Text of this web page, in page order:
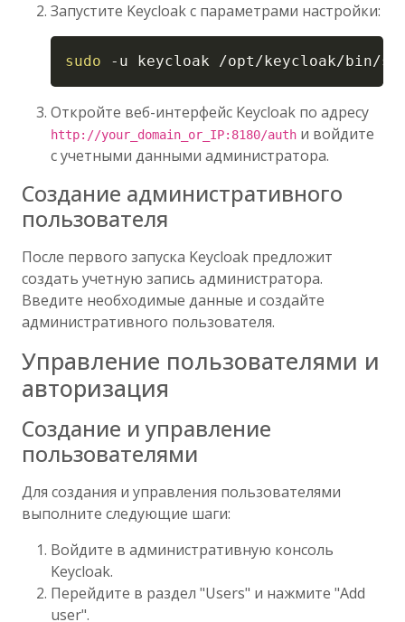
Запустите Keycloak с параметрами настройки:
sudo -u keycloak /opt/keycloak/bin/
Copy
Откройте веб-интерфейс Keycloak по адресу
http://your_domain_or_IP:8180/auth и войдите
с учетными данными администратора.
Создание административного
пользователя
После первого запуска Keycloak предложит
создать учетную запись администратора.
Введите необходимые данные и создайте
административного пользователя.
Управление пользователями и
авторизация
Создание и управление
пользователями
Для создания и управления пользователями
выполните следующие шаги:
Войдите в административную консоль
Keycloak.
Перейдите в раздел "Users" и нажмите "Add
user".